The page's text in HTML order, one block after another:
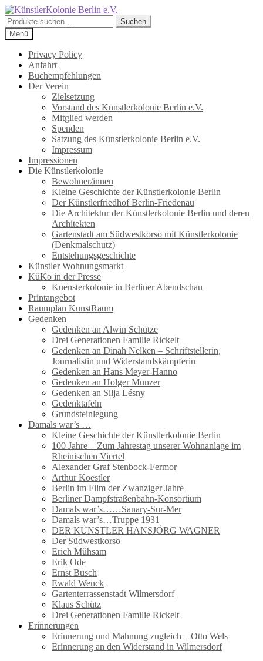
Zur
Navigation
springen
Zum
Inhalt
springen
Suchen
nach:
Suchen
Menü
Privacy Policy
Anfahrt
Buchempfehlungen
Der Verein
Zielsetzung
Vorstand des Künstlerkolonie Berlin e.V.
Mitglied werden
Spenden
Satzung des Künstlerkolonie Berlin e.V.
Impressum
Impressionen
Die Künstlerkolonie
Bewohner/innen
Kleine Geschichte der Künstlerkolonie Berlin
Der Künstlerfriedhof Berlin-Friedenau
Die Architektur der Künstlerkolonie Berlin und deren
Architekten
Gartenstadt am Südwestkorso mit Künstlerkolonie
(Denkmalschutz)
Entstehungsgeschichte
Künstler Wohnungsmarkt
KüKo in der Presse
Kuensterkolonie in Berliner Abendschau
Printangebot
Raumplan KunstRaum
Gedenken
Gedenken an Alwin Schütze
Drei Generationen Familie Rickelt
Gedenken an Dinah Nelken – Schriftstellerin,
Journalistin und Widerstandskämpferin
Gedenken an Hans Meyer-Hanno
Gedenken an Holger Münzer
Gedenken an Silja Lésny
Gedenktafeln
Grundsteinlegung
Damals war’s …
Kleine Geschichte der Künstlerkolonie Berlin
100 Jahre – Zum Jahrestag unserer Wohnanlage im
Rheinischen Viertel
Alexander Graf Stenbock-Fermor
Arthur Koestler
Berlin im Film der Zwanziger Jahre
Berliner Dampfstraßenbahn-Konsortium
Damals war’s……Sanary-Sur-Mer
Damals war’s…Truppe 1931
DER KÜNSTLER HANSJÖRG WAGNER
Der Südwestkorso
Erich Mühsam
Erik Ode
Ernst Busch
Ewald Wenck
Gartenterrassenstadt Wilmersdorf
Klaus Schütz
Drei Generationen Familie Rickelt
Erinnerungen
Erinnerung und Mahnung zugleich – Otto Wels
Erinnerung an den Widerstand in Wilmersdorf